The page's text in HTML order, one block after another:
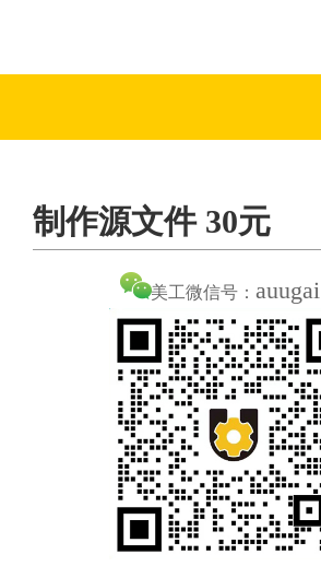
制作源文件 30元
美工微信号： auugai